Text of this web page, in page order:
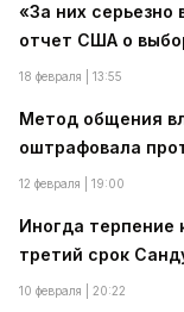
«За них серьезно
отчет США о
18 февраля | 13:55
Метод общения
оштрафовала
12 февраля | 19:00
Иногда терпение
третий срок
10 февраля | 20:22